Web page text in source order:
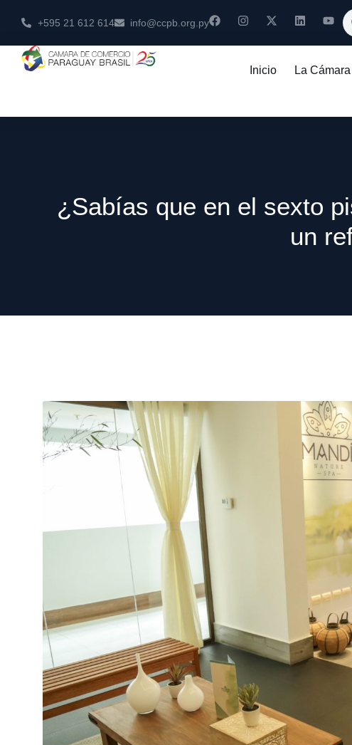
+595 21 612 614 info@ccpb.org.py
Inicio La Cámara
¿Sabías que en el sexto
un